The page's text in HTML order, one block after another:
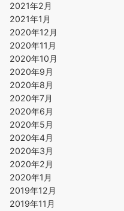
2021年2月
2021年1月
2020年12月
2020年11月
2020年10月
2020年9月
2020年8月
2020年7月
2020年6月
2020年5月
2020年4月
2020年3月
2020年2月
2020年1月
2019年12月
2019年11月